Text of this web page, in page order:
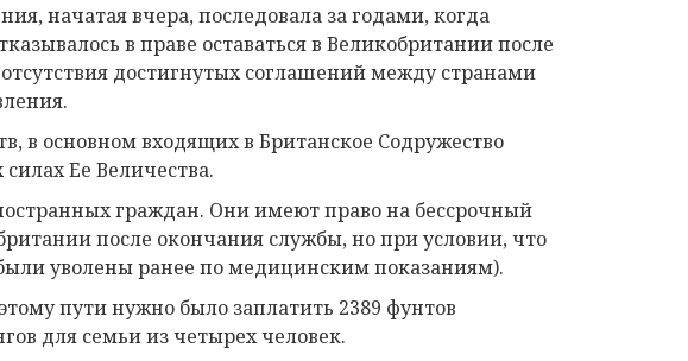
начатая вчера, последовала за годами, когда
в праве оставаться в Великобритании после
достигнутых соглашений между странами
в основном входящих в Британское Содружество
Ее Величества.
граждан. Они имеют право на бессрочный
после окончания службы, но при условии, что
уволены ранее по медицинским показаниям).
пути нужно было заплатить 2389 фунтов
для семьи из четырех человек.